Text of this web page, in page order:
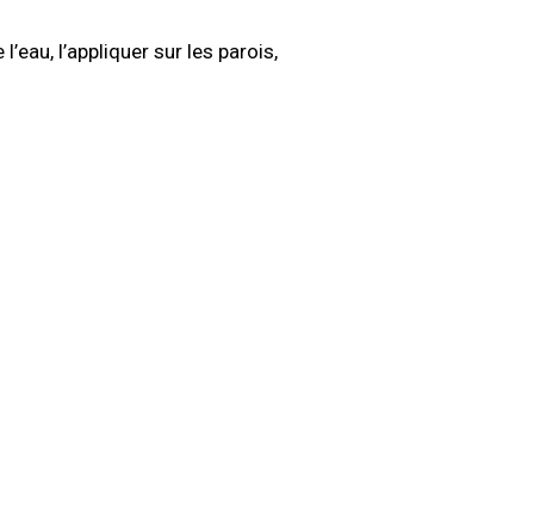
l’appliquer sur les parois,